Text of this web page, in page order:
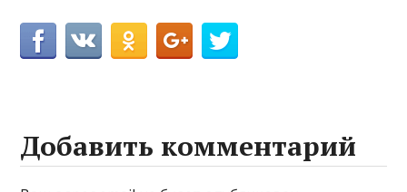
Добавить комментарий